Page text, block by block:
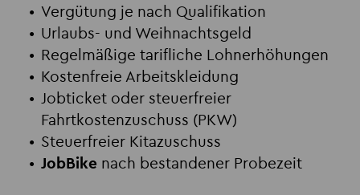
Vergütung je nach Qualifikation
Urlaubs- und Weihnachtsgeld
Regelmäßige tarifliche Lohnerhöhungen
Kostenfreie Arbeitskleidung
Jobticket oder steuerfreier
Fahrtkostenzuschuss (PKW)
Steuerfreier Kitazuschuss
JobBike nach bestandener Probezeit